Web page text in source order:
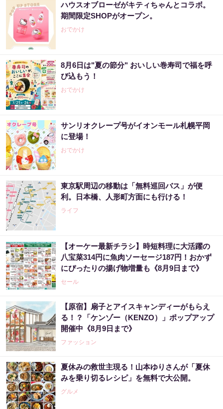
ハウスオブローゼがキティちゃんとコラボ。
期間限定SHOPがオープン。
おでかけ
8月6日は"夏の節分" おいしい巻寿司で福を呼
び込もう！
おでかけ
サンリオクレープ号がイオンモール札幌平岡
に登場！
おでかけ
東京駅周辺の移動は「無料巡回バス」が便
利。日本橋、人形町方面にも行ける！
ライフ
【オーケー最新チラシ】時短料理に大活躍の
八宝菜314円に魚肉ソーセージ187円！おかず
にぴったりの揚げ物増量も《8月9日まで》
セール
【原宿】扇子とアイスキャンディーがもらえ
る！？「ケンゾー（KENZO）」ポップアップ
開催中《8月9日まで》
ファッション
夏休みの救世主現る！山本ゆりさんが「夏休
みを乗り切るレシピ」を無料で大公開。
グルメ